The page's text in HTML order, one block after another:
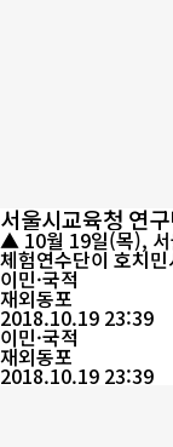
서울시교육청 연
▲ 10월 19일(목), 서
체험연수단이 호치
[동포투데이] 10월
명의 국외체험연수단
문하였다. 이 날 오전 9시경 본교를 찾은 연수단은 먼저 중등음악실
에서 학교 현황 및 본교 교육과정과 특색
취하고, 학교장 ...
이민·국적
재외동포
2018.10.19 23:39
이민·국적
재외동포
2018.10.19 23:39